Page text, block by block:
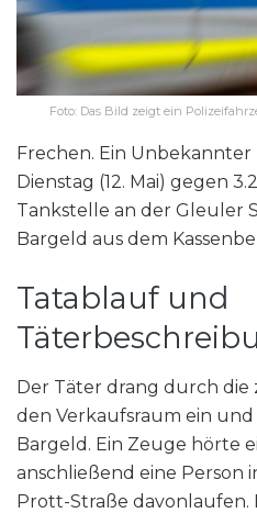
Foto: Das Bild zeigt ein
Frechen. Ein
Dienstag (12. Mai) gegen
Tankstelle an der Gleuler
Bargeld aus dem
Tatablauf und
Der Täter drang durch die
den Verkaufsraum ein
Bargeld. Ein Zeuge hörte
anschließend eine Person
Prott-Straße